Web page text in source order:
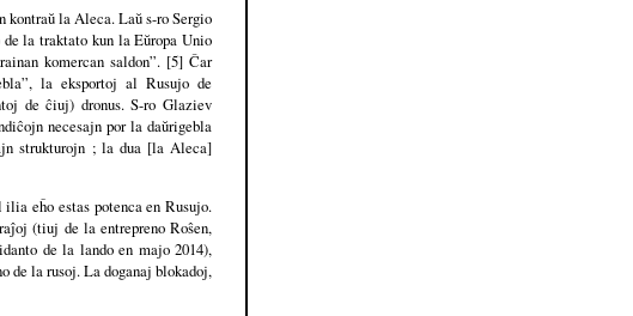
la Aleca. Laŭ s-ro Sergio
la traktato kun la Eŭropa Unio
komercan saldon”. [5] Ĉar
la eksportoj al Rusujo de
de ĉiuj) dronus. S-ro Glaziev
necesajn por la daŭrigebla
strukturojn ; la dua [la Aleca]
eĥo estas potenca en Rusujo.
(tiuj de la entrepreno Roŝen,
de la lando en majo 2014),
de la rusoj. La doganaj blokadoj,